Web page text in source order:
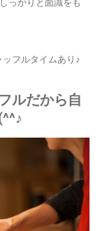
っかりと面識をも
フルタイムあり♪
ルだから自